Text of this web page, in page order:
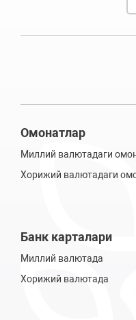
Омонатлар
Миллий валютадаги
Хорижий валютадаги
Банк карталари
Миллий валютада
Хорижий валютада